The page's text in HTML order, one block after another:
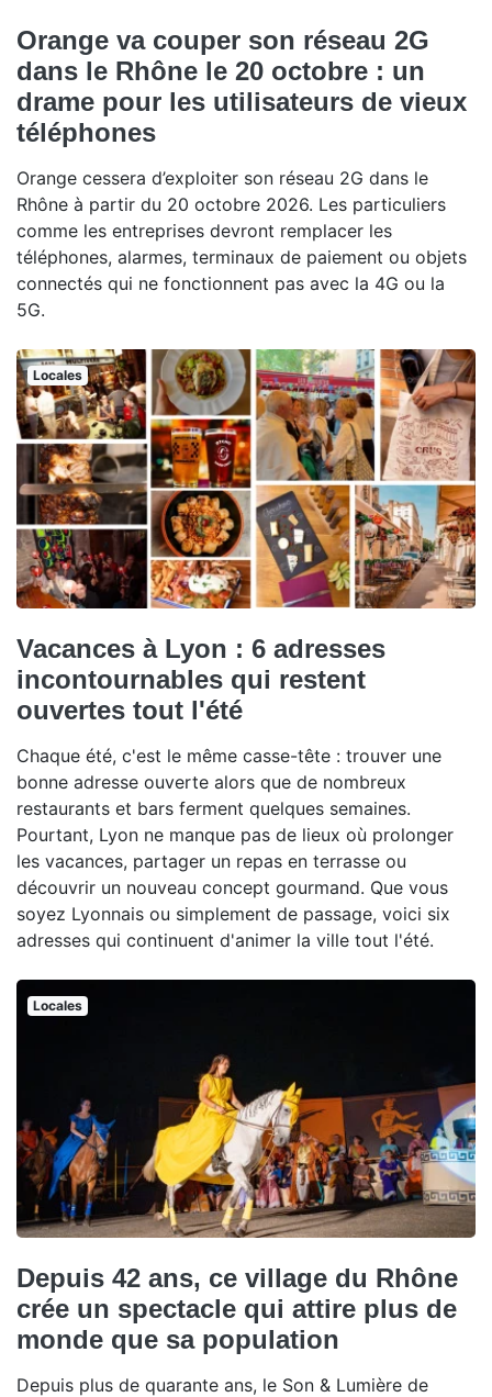
Orange va couper son réseau 2G
dans le Rhône le 20 octobre : un
drame pour les utilisateurs de vieux
téléphones
Orange cessera d’exploiter son réseau 2G dans le
Rhône à partir du 20 octobre 2026. Les particuliers
comme les entreprises devront remplacer les
téléphones, alarmes, terminaux de paiement ou objets
connectés qui ne fonctionnent pas avec la 4G ou la
5G.
Locales
Vacances à Lyon : 6 adresses
incontournables qui restent
ouvertes tout l'été
Chaque été, c'est le même casse-tête : trouver une
bonne adresse ouverte alors que de nombreux
restaurants et bars ferment quelques semaines.
Pourtant, Lyon ne manque pas de lieux où prolonger
les vacances, partager un repas en terrasse ou
découvrir un nouveau concept gourmand. Que vous
soyez Lyonnais ou simplement de passage, voici six
adresses qui continuent d'animer la ville tout l'été.
Locales
Depuis 42 ans, ce village du Rhône
crée un spectacle qui attire plus de
monde que sa population
Depuis plus de quarante ans, le Son & Lumière de